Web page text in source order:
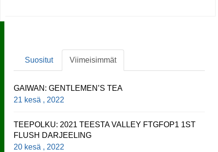
Suositut Viimeisimmät
GAIWAN: GENTLEMEN’S TEA
21 kesä , 2022
TEEPOLKU: 2021 TEESTA VALLEY FTGFOP1 1ST
FLUSH DARJEELING
20 kesä , 2022